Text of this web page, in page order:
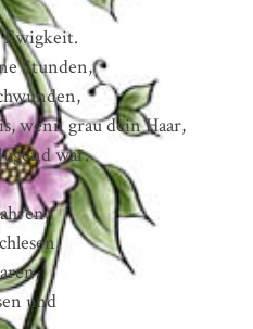
Ewigkeit.
Stunden,
wenn grau dein Haar,
war.
und